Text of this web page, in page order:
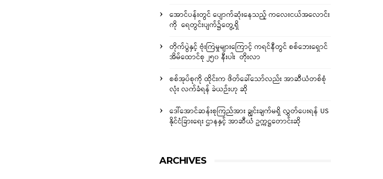
အောင်ပန်းတွင် ပျောက်ဆုံးနေသည့် ကလေးငယ်အလောင်း
ကို ရေတွင်းပျက်၌တွေ့ရှိ
တိုက်ပွဲနှင့် ဗုံးကြဲမှုများကြောင့် ကရင်နီတွင် စစ်ဘေးရှောင်
အိမ်ထောင်စု ၂၅၀ နီးပါး တိုးလာ
စစ်အုပ်စုကို ထိုင်းက ဖိတ်ခေါ်သော်လည်း အာဆီယံတစ်စုံ
လုံး လက်ခံရန် ခဲယဉ်းဟု ဆို
ဒေါ်အောင်ဆန်းစုကြည်အား ချွင်းချက်မရှိ လွှတ်ပေးရန် US
နိုင်ငံခြားရေး ဌာနနှင့် အာဆီယံ ဥက္ကဋ္ဌတောင်းဆို
ARCHIVES